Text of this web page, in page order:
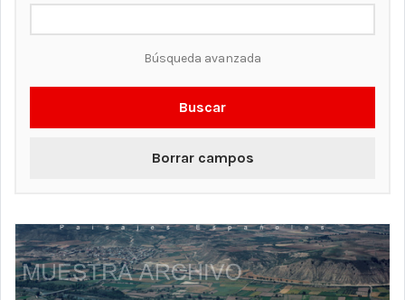
Búsqueda avanzada
Buscar
Borrar campos